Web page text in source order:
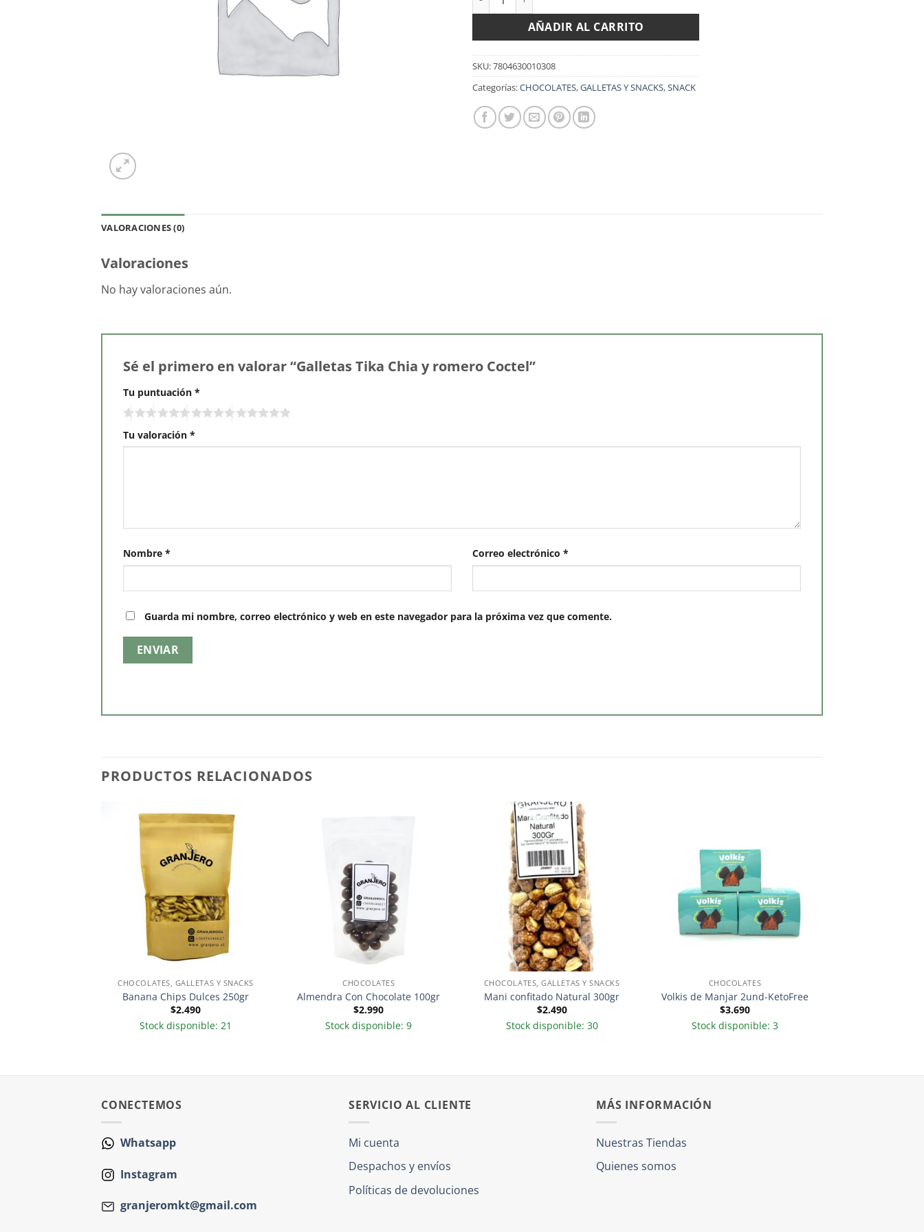
AÑADIR AL CARRITO
SKU:7804630010308
Categorías:CHOCOLATES, GALLETAS Y SNACKS,SNACK
VALORACIONES (0)
Valoraciones
No hay valoraciones aún.
Sé el primero en valorar “Galletas Tika Chia y romero Coctel”
Tu puntuación *
Tu valoración *
Nombre * Correo electrónico *
Guarda mi nombre, correo electrónico y web en este navegador para la próxima vez que comente.
PRODUCTOS RELACIONADOS
CHOCOLATES, GALLETAS Y SNACKS
Banana Chips Dulces 250gr
$2.490
Stock disponible: 21
CHOCOLATES
Almendra Con Chocolate 100gr
$2.990
Stock disponible: 9
CHOCOLATES, GALLETAS Y SNACKS
Mani confitado Natural 300gr
$2.490
Stock disponible: 30
CHOCOLATES
Volkis de Manjar 2und-KetoFree
$3.690
Stock disponible: 3
CONECTEMOS
Whatsapp
Instagram
granjeromkt@gmail.com
SERVICIO AL CLIENTE
Mi cuenta
Despachos y envíos
Políticas de devoluciones
MÁS INFORMACIÓN
Nuestras Tiendas
Quienes somos